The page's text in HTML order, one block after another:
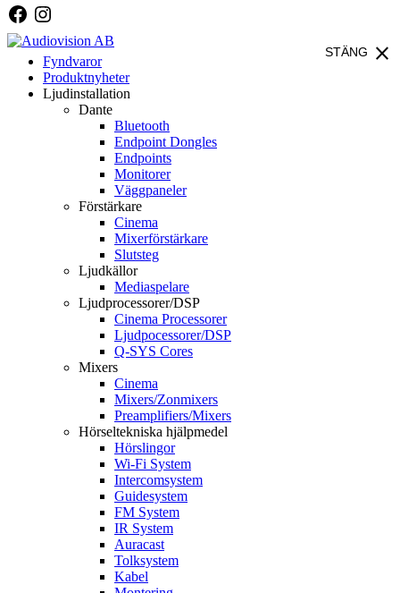
close
STÄNG
Fyndvaror
Produktnyheter
Ljudinstallation
Dante
Bluetooth
Endpoint Dongles
Endpoints
Monitorer
Väggpaneler
Förstärkare
Cinema
Mixerförstärkare
Slutsteg
Ljudkällor
Mediaspelare
Ljudprocessorer/DSP
Cinema Processorer
Ljudpocessorer/DSP
Q-SYS Cores
Mixers
Cinema
Mixers/Zonmixers
Preamplifiers/Mixers
Hörseltekniska hjälpmedel
Hörslingor
Wi-Fi System
Intercomsystem
Guidesystem
FM System
IR System
Auracast
Tolksystem
Kabel